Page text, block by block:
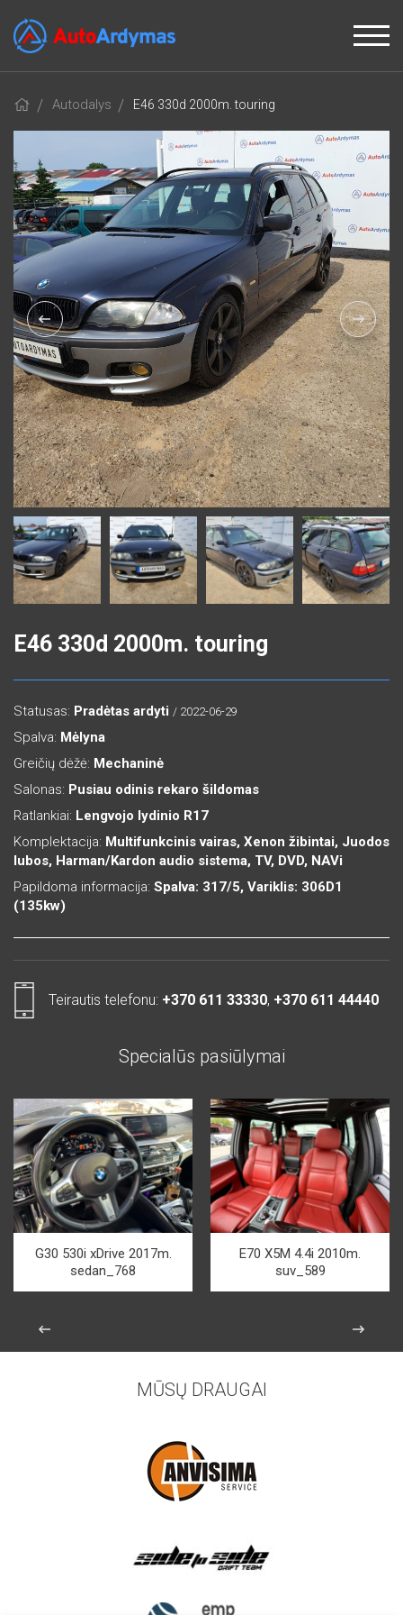
Autodalys E46 330d 2000m. touring
E46 330d 2000m. touring
Statusas: Pradėtas ardyti / 2022-06-29
Spalva: Mėlyna
Greičių dėžė: Mechaninė
Salonas: Pusiau odinis rekaro šildomas
Ratlankiai: Lengvojo lydinio R17
Komplektacija: Multifunkcinis vairas, Xenon žibintai, Juodos
lubos, Harman/Kardon audio sistema, TV, DVD, NAVi
Papildoma informacija: Spalva: 317/5, Variklis: 306D1
(135kw)
Teirautis telefonu: +370 611 33330, +370 611 44440
Specialūs pasiūlymai
G30 530i xDrive 2017m.
sedan_768
E70 X5M 4.4i 2010m.
suv_589
MŪSŲ DRAUGAI